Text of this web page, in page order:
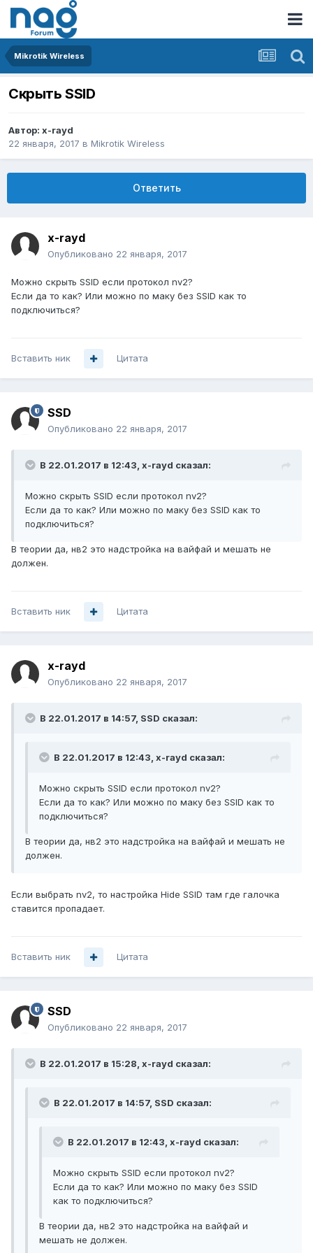
Mikrotik Wireless
Скрыть SSID
Автор: x-rayd
22 января, 2017 в Mikrotik Wireless
Ответить
x-rayd
Опубликовано 22 января, 2017
Можно скрыть SSID если протокол nv2?
Если да то как? Или можно по маку без SSID как то
подключиться?
Вставить ник Цитата
SSD
Опубликовано 22 января, 2017
В 22.01.2017 в 12:43, x-rayd сказал:
Можно скрыть SSID если протокол nv2?
Если да то как? Или можно по маку без SSID как то
подключиться?
В теории да, нв2 это надстройка на вайфай и мешать не
должен.
Вставить ник Цитата
x-rayd
Опубликовано 22 января, 2017
В 22.01.2017 в 14:57, SSD сказал:
В 22.01.2017 в 12:43, x-rayd сказал:
Можно скрыть SSID если протокол nv2?
Если да то как? Или можно по маку без SSID как то
подключиться?
В теории да, нв2 это надстройка на вайфай и мешать не
должен.
Если выбрать nv2, то настройка Hide SSID там где галочка
ставится пропадает.
Вставить ник Цитата
SSD
Опубликовано 22 января, 2017
В 22.01.2017 в 15:28, x-rayd сказал:
В 22.01.2017 в 14:57, SSD сказал:
В 22.01.2017 в 12:43, x-rayd сказал:
Можно скрыть SSID если протокол nv2?
Если да то как? Или можно по маку без SSID
как то подключиться?
В теории да, нв2 это надстройка на вайфай и
мешать не должен.